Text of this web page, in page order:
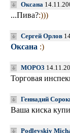
Оксана
...Пива?:)))
Сергей Орлов
Оксана :)
MOPO3
Торговая
Геннадий
Ваша киска
Podlevskiy